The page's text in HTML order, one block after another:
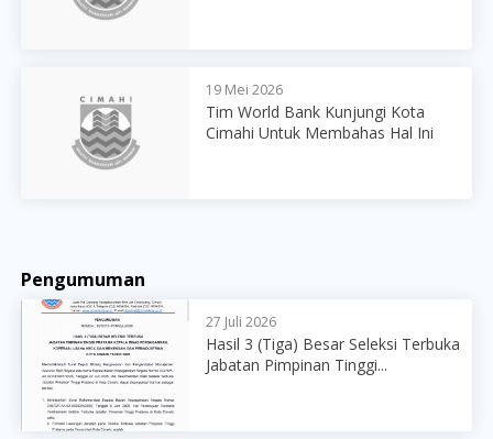
19 Mei 2026
Tim World Bank Kunjungi Kota
Cimahi Untuk Membahas Hal Ini
Pengumuman
27 Juli 2026
Hasil 3 (Tiga) Besar Seleksi Terbuka
Jabatan Pimpinan Tinggi...